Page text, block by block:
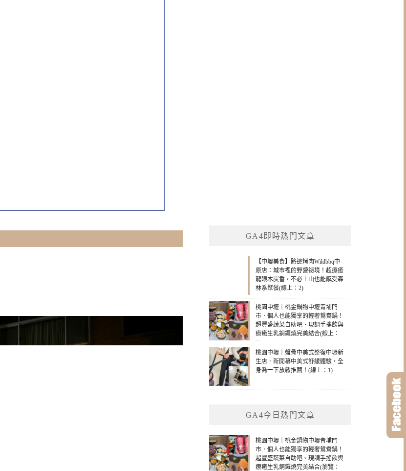
GA4即時熱門文章
【中壢美食】路邊烤肉Wildbbq中
原店：城市裡的野營祕境！超療癒
龍眼木炭香，不必上山也能感受森
林系聚餐(線上：2)
桃園中壢｜桃金鍋物中壢青埔門
市．個人也能獨享的輕奢鴛鴦鍋！
超豐盛蔬菜自助吧、現調手搖飲與
療癒生乳銅鑼燒完美結合(線上：
1)
桃園中壢｜盤骨中美式整復中壢新
生店．新開幕中美式舒緩體驗，全
身喬一下放鬆推薦！(線上：1)
GA4今日熱門文章
桃園中壢｜桃金鍋物中壢青埔門
市．個人也能獨享的輕奢鴛鴦鍋！
超豐盛蔬菜自助吧、現調手搖飲與
療癒生乳銅鑼燒完美結合(瀏覽：